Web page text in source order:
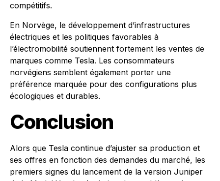
compétitifs.
En Norvège, le développement d’infrastructures
électriques et les politiques favorables à
l’électromobilité soutiennent fortement les ventes de
marques comme Tesla. Les consommateurs
norvégiens semblent également porter une
préférence marquée pour des configurations plus
écologiques et durables.
Conclusion
Alors que Tesla continue d’ajuster sa production et
ses offres en fonction des demandes du marché, les
premiers signes du lancement de la version Juniper